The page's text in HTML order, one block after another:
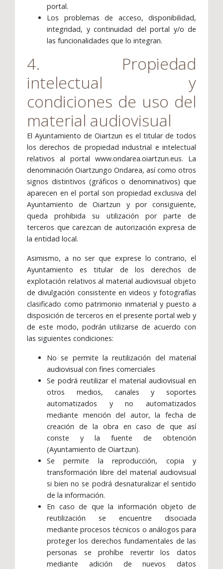
portal.
Los problemas de acceso, disponibilidad,
integridad, y continuidad del portal y/o de
las funcionalidades que lo integran.
4. Propiedad
intelectual y
condiciones de uso del
material audiovisual
El Ayuntamiento de Oiartzun es el titular de todos
los derechos de propiedad industrial e intelectual
relativos al portal www.ondarea.oiartzun.eus. La
denominación Oiartzungo Ondarea, así como otros
signos distintivos (gráficos o denominativos) que
aparecen en el portal son propiedad exclusiva del
Ayuntamiento de Oiartzun y por consiguiente,
queda prohibida su utilización por parte de
terceros que carezcan de autorización expresa de
la entidad local.
Asimismo, a no ser que exprese lo contrario, el
Ayuntamiento es titular de los derechos de
explotación relativos al material audiovisual objeto
de divulgación consistente en videos y fotografías
clasificado como patrimonio inmaterial y puesto a
disposición de terceros en el presente portal web y
de este modo, podrán utilizarse de acuerdo con
las siguientes condiciones:
No se permite la reutilización del material
audiovisual con fines comerciales
Se podrá reutilizar el material audiovisual en
otros medios, canales y soportes
automatizados y no automatizados
mediante mención del autor, la fecha de
creación de la obra en caso de que así
conste y la fuente de obtención
(Ayuntamiento de Oiartzun).
Se permite la reproducción, copia y
transformación libre del material audiovisual
si bien no se podrá desnaturalizar el sentido
de la información.
En caso de que la información objeto de
reutilización se encuentre disociada
mediante procesos técnicos o análogos para
proteger los derechos fundamentales de las
personas se prohíbe revertir los datos
mediante adición de nuevos datos